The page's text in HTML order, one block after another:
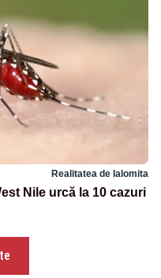
Realitatea de Ialomita
Nile urcă la 10 cazuri